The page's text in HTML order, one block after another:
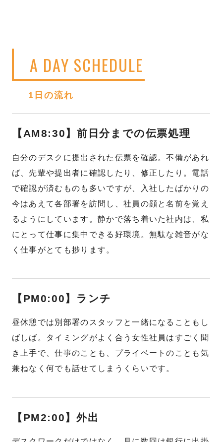
A DAY SCHEDULE
1日の流れ
【AM8:30】前日分までの伝票処理
自分のデスクに提出された伝票を確認。不備があれ
ば、先輩や提出者に確認したり、修正したり。電話
で確認が済むものも多いですが、入社したばかりの
今はあえて各部署を訪問し、社員の顔と名前を覚え
るようにしています。静かで落ち着いた社内は、私
にとって仕事に集中できる好環境。無駄な雑音がな
く仕事がとても捗ります。
【PM0:00】ランチ
昼休憩では別部署のスタッフと一緒になることもし
ばしば。タイミングがよく合う女性社員はすごく聞
き上手で、仕事のことも、プライベートのことも気
兼ねなく何でも話せてしまうくらいです。
【PM2:00】外出